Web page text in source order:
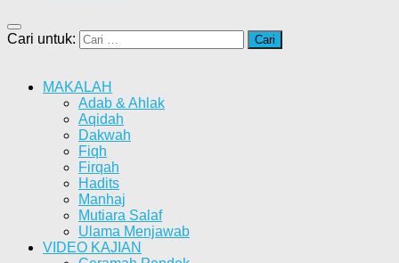
Cari untuk:
MAKALAH
Adab & Ahlak
Aqidah
Dakwah
Fiqh
Firqah
Hadits
Manhaj
Mutiara Salaf
Ulama Menjawab
VIDEO KAJIAN